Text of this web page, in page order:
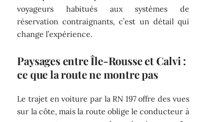
voyageurs habitués aux systèmes de
réservation contraignants, c’est un détail qui
change l’expérience.
Paysages entre Île-Rousse et Calvi :
ce que la route ne montre pas
Le trajet en voiture par la RN 197 offre des vues
sur la côte, mais la route oblige le conducteur à